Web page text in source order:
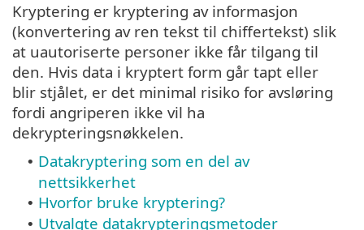
Kryptering er kryptering av informasjon
(konvertering av ren tekst til chiffertekst) slik
at uautoriserte personer ikke får tilgang til
den. Hvis data i kryptert form går tapt eller
blir stjålet, er det minimal risiko for avsløring
fordi angriperen ikke vil ha
dekrypteringsnøkkelen.
• Datakryptering som en del av
nettsikkerhet
• Hvorfor bruke kryptering?
• Utvalgte datakrypteringsmetoder